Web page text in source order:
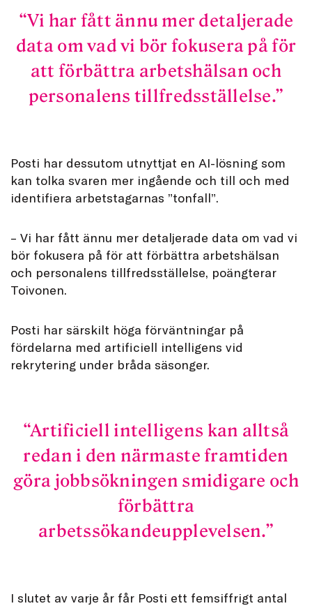
Vi har fått ännu mer detaljerade
data om vad vi bör fokusera på för
att förbättra arbetshälsan och
personalens tillfredsställelse.
Posti har dessutom utnyttjat en AI-lösning som
kan tolka svaren mer ingående och till och med
identifiera arbetstagarnas ”tonfall”.
– Vi har fått ännu mer detaljerade data om vad vi
bör fokusera på för att förbättra arbetshälsan
och personalens tillfredsställelse, poängterar
Toivonen.
Posti har särskilt höga förväntningar på
fördelarna med artificiell intelligens vid
rekrytering under bråda säsonger.
Artificiell intelligens kan alltså
redan i den närmaste framtiden
göra jobbsökningen smidigare och
förbättra
arbetssökandeupplevelsen.
I slutet av varje år får Posti ett femsiffrigt antal